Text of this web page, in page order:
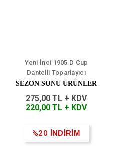
Yeni İnci 1905 D Cup
Dantelli Toparlayıcı
Minimiser Sütyen
SEZON SONU ÜRÜNLER
275,00 TL + KDV
220,00 TL + KDV
%20 İNDİRİM